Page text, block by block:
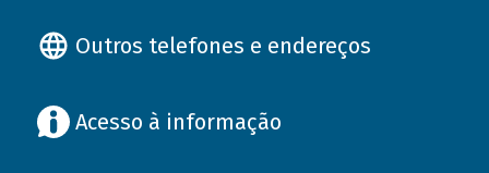
Outros telefones e endereços
Acesso à informação